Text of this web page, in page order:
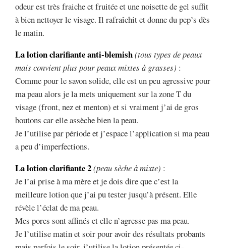
odeur est très fraiche et fruitée et une noisette de gel suffit
à bien nettoyer le visage. Il rafraîchit et donne du pep’s dès
le matin.
La lotion clarifiante anti-blemish(tous types de peaux
mais convient plus pour peaux mixtes à grasses) :
Comme pour le savon solide, elle est un peu agressive pour
ma peau alors je la mets uniquement sur la zone T du
visage (front, nez et menton) et si vraiment j’ai de gros
boutons car elle assèche bien la peau.
Je l’utilise par période et j’espace l’application si ma peau
a peu d’imperfections.
La lotion clarifiante 2(peau sèche à mixte) :
Je l’ai prise à ma mère et je dois dire que c’est la
meilleure lotion que j’ai pu tester jusqu’à présent. Elle
révèle l’éclat de ma peau.
Mes pores sont affinés et elle n’agresse pas ma peau.
Je l’utilise matin et soir pour avoir des résultats probants